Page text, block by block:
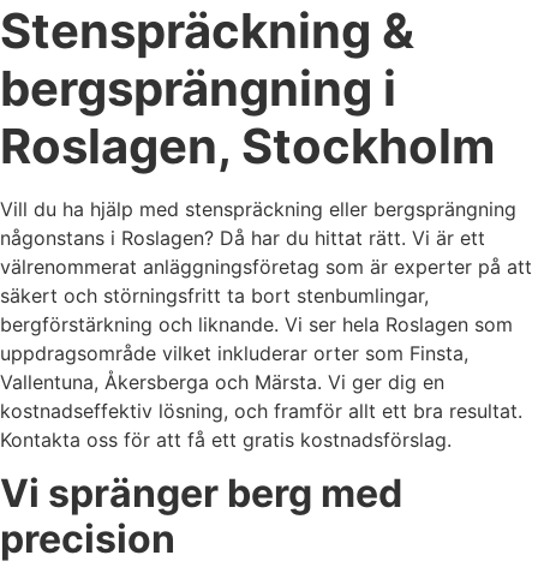
Stenspräckning &
bergsprängning i
Roslagen, Stockholm
Vill du ha hjälp med stenspräckning eller bergsprängning
någonstans i Roslagen? Då har du hittat rätt. Vi är ett
välrenommerat anläggningsföretag som är experter på att
säkert och störningsfritt ta bort stenbumlingar,
bergförstärkning och liknande. Vi ser hela Roslagen som
uppdragsområde vilket inkluderar orter som Finsta,
Vallentuna, Åkersberga och Märsta. Vi ger dig en
kostnadseffektiv lösning, och framför allt ett bra resultat.
Kontakta oss för att få ett gratis kostnadsförslag.
Vi spränger berg med
precision